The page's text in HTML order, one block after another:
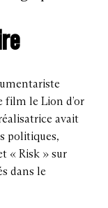
film le Lion d’or
avait
politiques,
« Risk » sur
dans le